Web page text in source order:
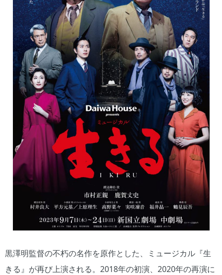
黒澤明監督の不朽の名作を原作とした、ミュージカル『生
きる』が再び上演される。2018年の初演、2020年の再演に